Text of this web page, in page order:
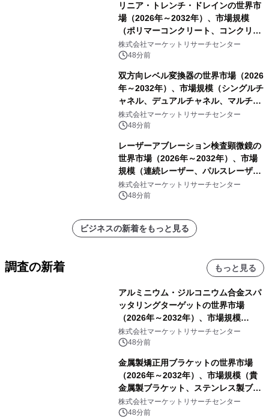
リニア・トレンチ・ドレインの世界市
場（2026年～2032年）、市場規模
（ポリマーコンクリート、コンクリー
ト、プラスチック、金属）・分析レポ
ートを発表
株式会社マーケットリサーチセンター
48分前
双方向レベル変換器の世界市場（2026
年～2032年）、市場規模（シングルチ
ャネル、デュアルチャネル、マルチチ
ャネル）・分析レポートを発表
株式会社マーケットリサーチセンター
48分前
レーザーアブレーション検査顕微鏡の
世界市場（2026年～2032年）、市場
規模（連続レーザー、パルスレーザ
ー）・分析レポートを発表
株式会社マーケットリサーチセンター
48分前
ビジネスの新着をもっと見る
調査の新着 もっと見る
アルミニウム・ジルコニウム合金スパ
ッタリングターゲットの世界市場
（2026年～2032年）、市場規模
（0.995、0.999、その他）・分析レポ
ートを発表
株式会社マーケットリサーチセンター
48分前
金属製矯正用ブラケットの世界市場
（2026年～2032年）、市場規模（貴
金属製ブラケット、ステンレス製ブラ
ケット、純チタン製ブラケット）・分
析レポートを発表
株式会社マーケットリサーチセンター
48分前